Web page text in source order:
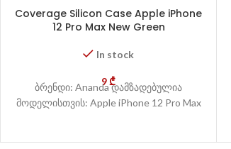
Coverage Silicon Case Apple iPhone
12 Pro Max New Green
In stock
9₾
ბრენდი: Ananda დამზადებულია
მოდელისთვის: Apple iPhone 12 Pro Max